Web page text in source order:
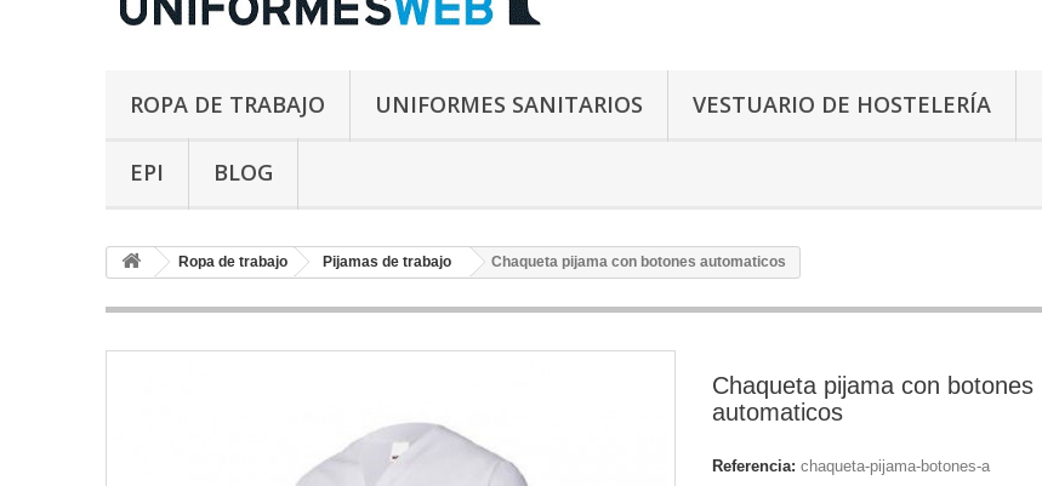
ROPA DE TRABAJO UNIFORMES SANITARIOS VESTUARIO DE HOSTELERÍA
EPI BLOG
Ropa de trabajo Pijamas de trabajo Chaqueta pijama con botones automaticos
Chaqueta pijama con botones
automaticos
Referencia: chaqueta-pijama-botones-a